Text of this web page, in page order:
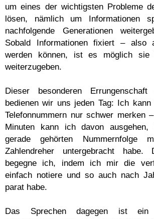
um eines der wichtigsten Probleme
lösen, nämlich um Informationen
nachfolgende Generationen
Sobald Informationen fixiert – also
werden können, ist es möglich sie
weiterzugeben.
Dieser besonderen
bedienen wir uns jeden Tag: Ich
Telefonnummern nur schwer merken
Minuten kann ich davon
gerade gehörten Nummernfolge
Zahlendreher untergebracht habe.
begegne ich, indem ich mir die
einfach notiere und so auch nach
parat habe.
Das Sprechen dagegen ist ein